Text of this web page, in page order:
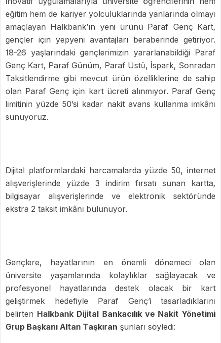
eğitim hem de kariyer yolculuklarında yanlarında olmayı
amaçlayan Halkbank’ın yeni ürünü Paraf Genç Kart,
gençler için yepyeni avantajları beraberinde getiriyor.
18-26 yaşlarındaki gençlerimizin yararlanabildiği Paraf
Genç Kart, Paraf Günüm, Paraf Üstü, İspark, Sonradan
Taksitlendirme gibi mevcut ürün özelliklerine de sahip
olan Paraf Genç için kart ücreti alınmıyor. Paraf Genç
limitinin yüzde 50’si kadar nakit avans kullanma imkânı
sunuyoruz.
Dijital platformlardaki harcamalarda yüzde 50, internet
alışverişlerinde yüzde 3 indirim fırsatı sunan kartta,
bilgisayar alışverişlerinde ve elektronik sektöründe
ekstra 2 taksit imkânı bulunuyor.
Gençlere, hayatlarının en önemli dönemeci olan
üniversite yaşamlarında kolaylıklar sağlayacak ve
profesyonel hayatlarında destek olacak bir kart
geliştirmek hedefiyle Paraf Genç’i tasarladıklarını
belirten Halkbank Dijital Bankacılık ve Nakit Yönetimi
Grup Başkanı Altan Taşkıran şunları söyledi: